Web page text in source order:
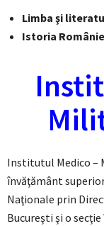
Limba şi
Istoria
Institutul Medico –
învăţământ
Naţionale prin
Bucureşti şi o